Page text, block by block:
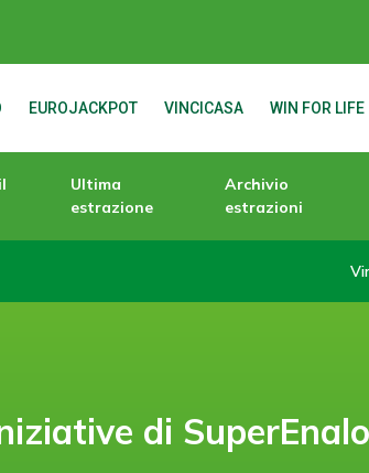
EUROJACKPOT VINCICASA WIN FOR LIFE
Ultima
estrazione
Archivio
estrazioni
di